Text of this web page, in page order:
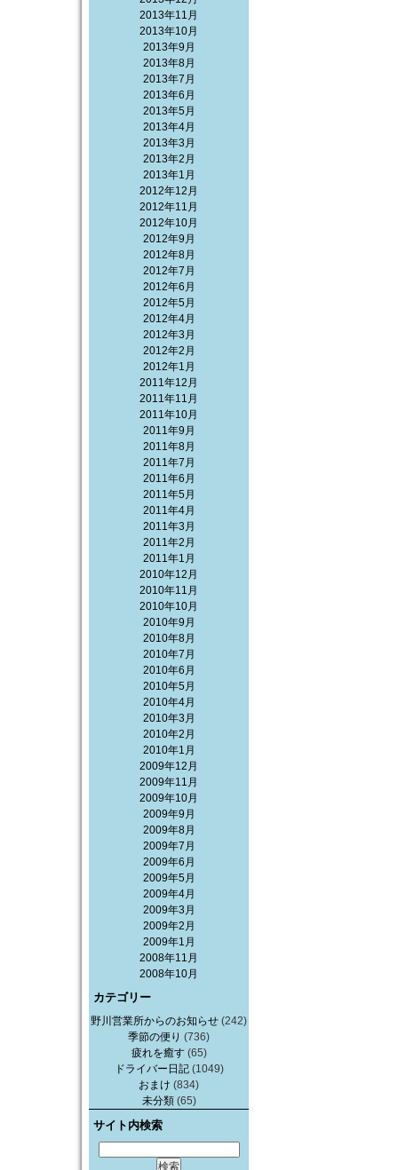
2013年11月
2013年10月
2013年9月
2013年8月
2013年7月
2013年6月
2013年5月
2013年4月
2013年3月
2013年2月
2013年1月
2012年12月
2012年11月
2012年10月
2012年9月
2012年8月
2012年7月
2012年6月
2012年5月
2012年4月
2012年3月
2012年2月
2012年1月
2011年12月
2011年11月
2011年10月
2011年9月
2011年8月
2011年7月
2011年6月
2011年5月
2011年4月
2011年3月
2011年2月
2011年1月
2010年12月
2010年11月
2010年10月
2010年9月
2010年8月
2010年7月
2010年6月
2010年5月
2010年4月
2010年3月
2010年2月
2010年1月
2009年12月
2009年11月
2009年10月
2009年9月
2009年8月
2009年7月
2009年6月
2009年5月
2009年4月
2009年3月
2009年2月
2009年1月
2008年11月
2008年10月
カテゴリー
野川営業所からのお知らせ (242)
季節の便り (736)
疲れを癒す(65)
ドライバー日記(1049)
おまけ (834)
未分類(65)
サイト内検索